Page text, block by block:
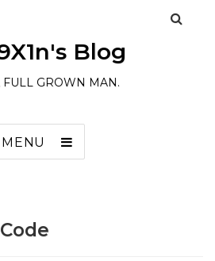
Blog
FULL GROWN MAN.
MENU